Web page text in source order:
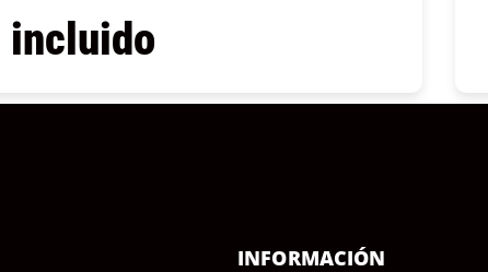
incluido
INFORMACIÓN